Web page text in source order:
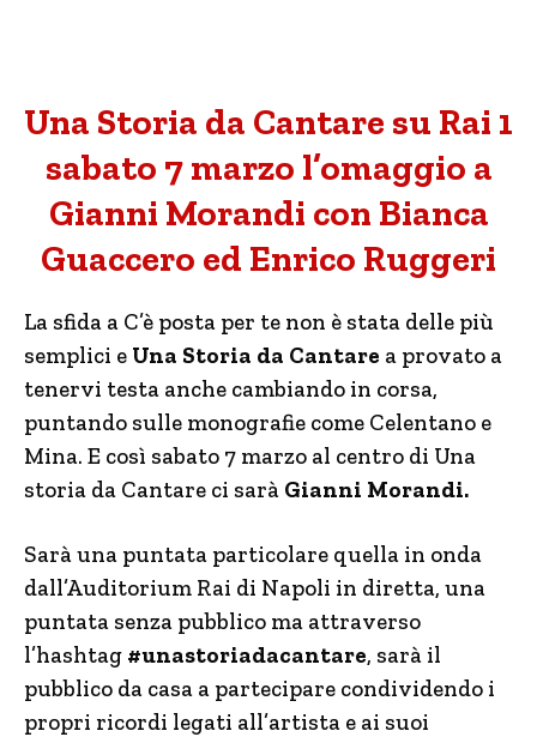
Una Storia da Cantare su Rai 1
sabato 7 marzo l’omaggio a
Gianni Morandi con Bianca
Guaccero ed Enrico Ruggeri
La sfida a C’è posta per te non è stata delle più
semplici e Una Storia da Cantare a provato a
tenervi testa anche cambiando in corsa,
puntando sulle monografie come Celentano e
Mina. E così sabato 7 marzo al centro di Una
storia da Cantare ci sarà Gianni Morandi.
Sarà una puntata particolare quella in onda
dall’Auditorium Rai di Napoli in diretta, una
puntata senza pubblico ma attraverso
l’hashtag #unastoriadacantare, sarà il
pubblico da casa a partecipare condividendo i
propri ricordi legati all’artista e ai suoi